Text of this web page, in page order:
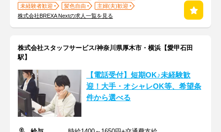
未経験者歓迎
髪色自由
主婦(夫)歓迎
株式会社BREXA Nextの求人一覧を見る
株式会社スタッフサービス/神奈川県厚木市・横浜【愛甲石田
駅】
【電話受付】短期OK♪未経験歓
迎！大手・オシャレOK等、希望条
件から選べる